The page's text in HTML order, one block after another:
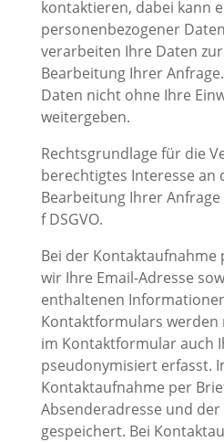
kontaktieren, dabei kann
personenbezogener
verarbeiten Ihre Daten
Bearbeitung Ihrer
Daten nicht ohne Ihre
weitergeben.
Rechtsgrundlage für die
berechtigtes Interesse an
Bearbeitung Ihrer Anfrage
f DSGVO.
Bei der Kontaktaufnahme
wir Ihre Email-Adresse
enthaltenen
Kontaktformulars werden
im Kontaktformular auch
pseudonymisiert erfasst.
Kontaktaufnahme per
Absenderadresse und
gespeichert. Bei